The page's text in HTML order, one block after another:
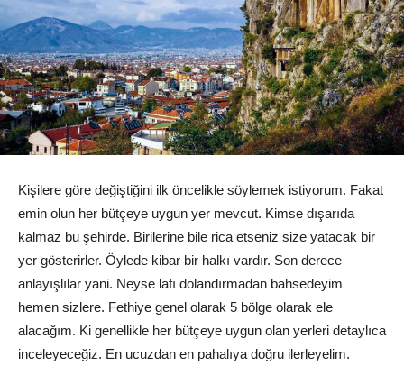
Kişilere göre değiştiğini ilk öncelikle söylemek istiyorum. Fakat
emin olun her bütçeye uygun yer mevcut. Kimse dışarıda
kalmaz bu şehirde. Birilerine bile rica etseniz size yatacak bir
yer gösterirler. Öylede kibar bir halkı vardır. Son derece
anlayışlılar yani. Neyse lafı dolandırmadan bahsedeyim
hemen sizlere. Fethiye genel olarak 5 bölge olarak ele
alacağım. Ki genellikle her bütçeye uygun olan yerleri detaylıca
inceleyeceğiz. En ucuzdan en pahalıya doğru ilerleyelim.